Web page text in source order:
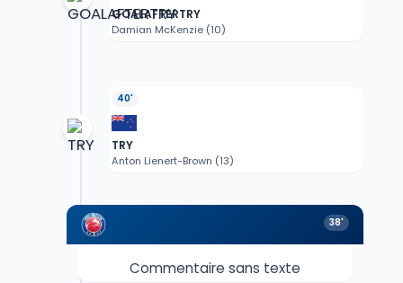
GOALAFTERTRY
Damian McKenzie (10)
40'
TRY
Anton Lienert-Brown (13)
38'
Commentaire sans texte